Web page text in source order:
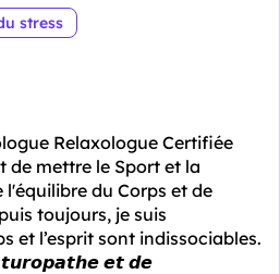
stress
Relaxologue Certifiée
de mettre le Sport et la
du Corps et de
toujours, je suis
et l’esprit sont indissociables.
𝙚𝙩 𝙙𝙚